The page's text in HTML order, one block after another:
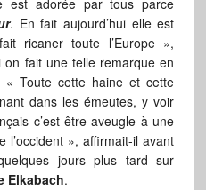
est adorée par tous parce
. En fait aujourd’hui elle est
ricaner toute l’Europe »,
fait une telle remarque en
Toute cette haine et cette
dans les émeutes, y voir
c’est être aveugle à une
l’occident », affirmait-il avant
jours plus tard sur
Elkabach.